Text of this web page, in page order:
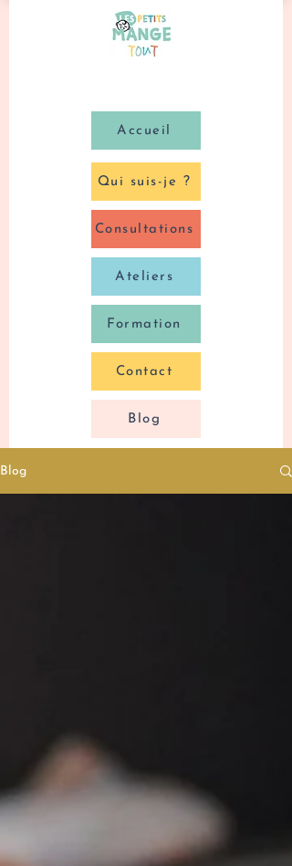
Accueil
Qui suis-je ?
Consultations
Ateliers
Formation
Contact
Blog
Blog